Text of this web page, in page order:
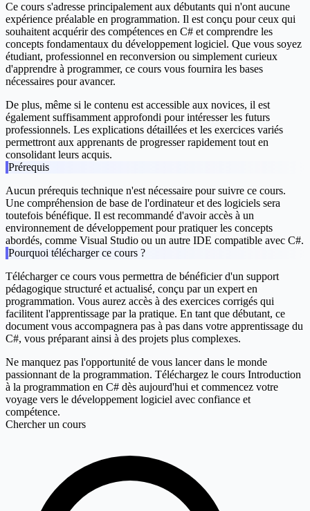
Ce cours s'adresse principalement aux débutants qui n'ont aucune
expérience préalable en programmation. Il est conçu pour ceux qui
souhaitent acquérir des compétences en C# et comprendre les
concepts fondamentaux du développement logiciel. Que vous soyez
étudiant, professionnel en reconversion ou simplement curieux
d'apprendre à programmer, ce cours vous fournira les bases
nécessaires pour avancer.
De plus, même si le contenu est accessible aux novices, il est
également suffisamment approfondi pour intéresser les futurs
professionnels. Les explications détaillées et les exercices variés
permettront aux apprenants de progresser rapidement tout en
consolidant leurs acquis.
Prérequis
Aucun prérequis technique n'est nécessaire pour suivre ce cours.
Une compréhension de base de l'ordinateur et des logiciels sera
toutefois bénéfique. Il est recommandé d'avoir accès à un
environnement de développement pour pratiquer les concepts
abordés, comme Visual Studio ou un autre IDE compatible avec C#.
Pourquoi télécharger ce cours ?
Télécharger ce cours vous permettra de bénéficier d'un support
pédagogique structuré et actualisé, conçu par un expert en
programmation. Vous aurez accès à des exercices corrigés qui
facilitent l'apprentissage par la pratique. En tant que débutant, ce
document vous accompagnera pas à pas dans votre apprentissage du
C#, vous préparant ainsi à des projets plus complexes.
Ne manquez pas l'opportunité de vous lancer dans le monde
passionnant de la programmation. Téléchargez le cours Introduction
à la programmation en C# dès aujourd'hui et commencez votre
voyage vers le développement logiciel avec confiance et
compétence.
Chercher un cours